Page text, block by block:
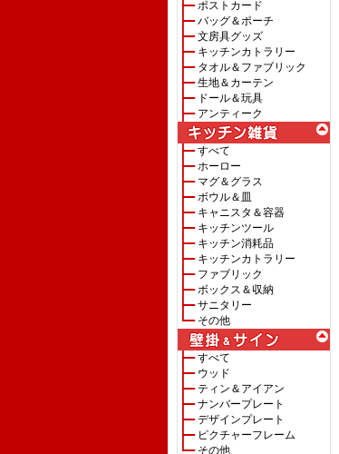
ポストカード
バッグ＆ポーチ
文房具グッズ
キッチンカトラリー
タオル＆ファブリック
生地＆カーテン
ドール＆玩具
アンティーク
すべて
ホーロー
マグ＆グラス
ボウル＆皿
キャニスタ＆容器
キッチンツール
キッチン消耗品
キッチンカトラリー
ファブリック
ボックス＆収納
サニタリー
その他
すべて
ウッド
ティン＆アイアン
ナンバープレート
デザインプレート
ピクチャーフレーム
その他